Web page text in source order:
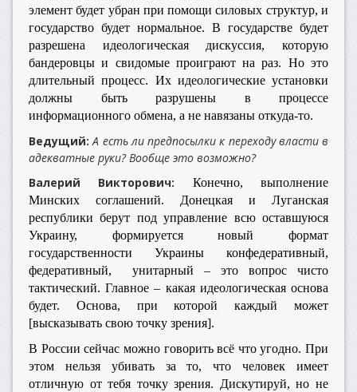
элемент будет убран при помощи силовых структур, и
государство будет нормальное. В государстве будет
разрешена идеологическая дискуссия, которую
бандеровцы и свидомые проиграют на раз. Но это
длительный процесс. Их идеологические установки
должны быть разрушены в процессе
информационного обмена, а не навязаны откуда-то.
Ведущий: А есть ли предпосылки к переходу власти в
адекватные руки? Вообще это возможно?
Валерий Викторович: Конечно, выполнение
Минских соглашений. Донецкая и Луганская
республики берут под управление всю оставшуюся
Украину, формируется новый формат
государственности Украины конфедеративный,
федеративный, унитарный – это вопрос чисто
тактический. Главное – какая идеологическая основа
будет. Основа, при которой каждый может
[высказывать свою точку зрения].
В России сейчас можно говорить всё что угодно. При
этом нельзя убивать за то, что человек имеет
отличную от тебя точку зрения. Дискутируй, но не